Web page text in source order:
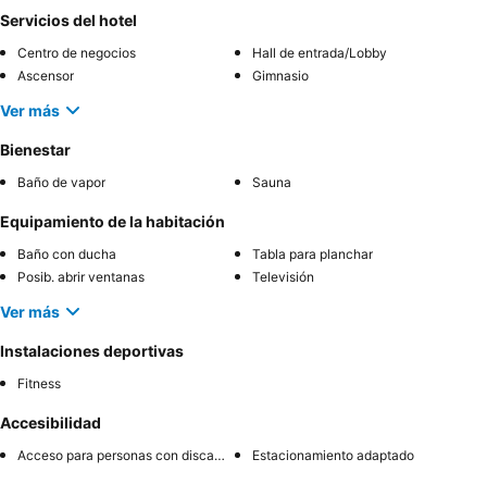
Servicios del hotel
Centro de negocios
Hall de entrada/Lobby
Ascensor
Gimnasio
Ver más
Bienestar
Baño de vapor Sauna
Equipamiento de la habitación
Baño con ducha
Tabla para planchar
Posib. abrir ventanas
Televisión
Ver más
Instalaciones deportivas
Fitness
Accesibilidad
Acceso para personas con discapacidad Estacionamiento adaptado